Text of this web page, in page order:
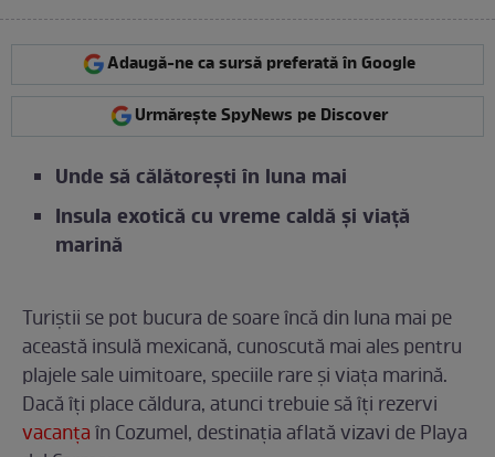
Adaugă-ne ca sursă preferată în Google
Urmărește SpyNews pe Discover
Unde să călătorești în luna mai
Insula exotică cu vreme caldă și viață
marină
Turiștii se pot bucura de soare încă din luna mai pe
această insulă mexicană, cunoscută mai ales pentru
plajele sale uimitoare, speciile rare și viața marină.
Dacă îți place căldura, atunci trebuie să îți rezervi
vacanțaîn Cozumel, destinația aflată vizavi de Playa